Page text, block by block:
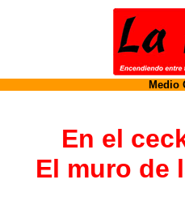
Medio
En el
El muro de